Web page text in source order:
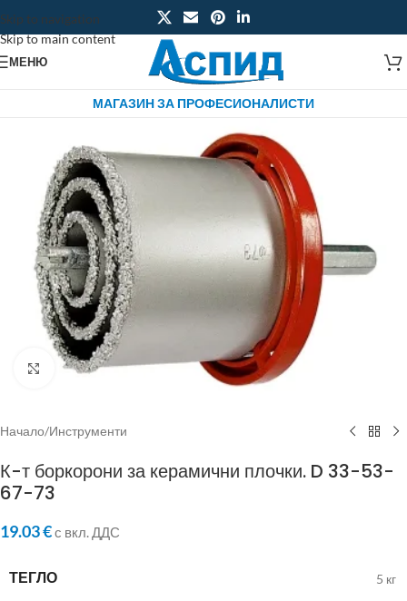
Skip to navigation
Skip to main content
МЕНЮ
МАГАЗИН ЗА ПРОФЕСИОНАЛИСТИ
Click to enlarge
Начало/Инструменти
К-т боркорони за керамични плочки. D 33-53-
67-73
19.03€с вкл. ДДС
ТЕГЛО 5 кг